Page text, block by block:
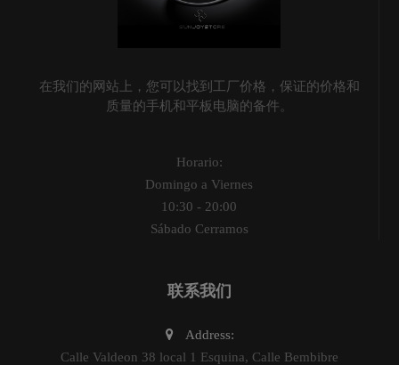
在我们的网站上，您可以找到工厂价格，保证的价格和
质量的手机和平板电脑的备件。
Horario:
Domingo a Viernes
10:30 - 20:00
Sábado Cerramos
联系我们
Address:
Calle Valdeon 38 local 1 Esquina, Calle Bembibre